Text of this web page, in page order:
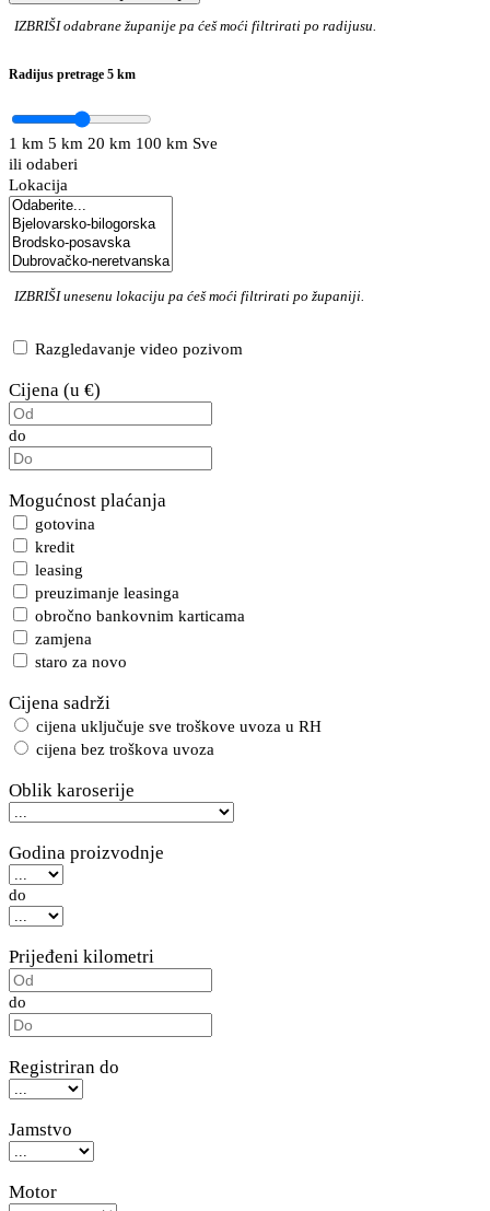
IZBRIŠIodabrane županije pa ćeš moći filtrirati po radijusu.
Radijus pretrage 5 km
1 km 5 km 20 km 100 km Sve
ili odaberi
Lokacija
IZBRIŠIunesenu lokaciju pa ćeš moći filtrirati po županiji.
Razgledavanje video pozivom
Cijena (u €)
do
Mogućnost plaćanja
gotovina
kredit
leasing
preuzimanje leasinga
obročno bankovnim karticama
zamjena
staro za novo
Cijena sadrži
cijena uključuje sve troškove uvoza u RH
cijena bez troškova uvoza
Oblik karoserije
Godina proizvodnje
do
Prijeđeni kilometri
do
Registriran do
Jamstvo
Motor